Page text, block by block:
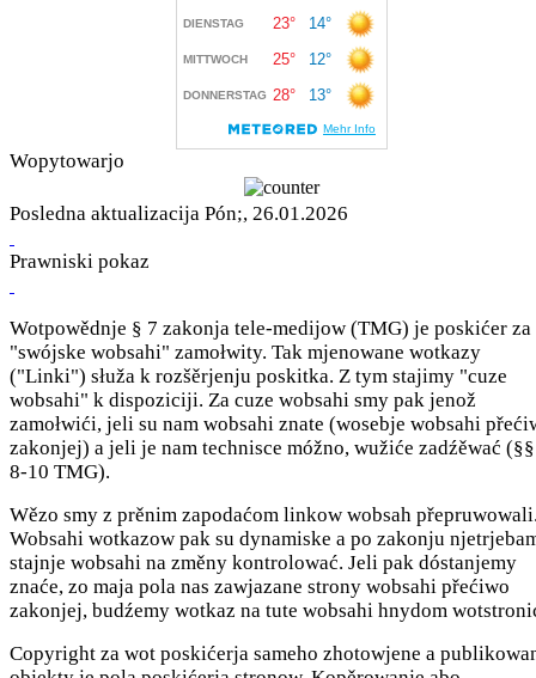
Wopytowarjo
Posledna aktualizacija Pón;, 26.01.2026
Prawniski pokaz
Wotpowědnje § 7 zakonja tele-medijow (TMG) je poskićer za
"swójske wobsahi" zamołwity. Tak mjenowane wotkazy
("Linki") słuža k rozšěrjenju poskitka. Z tym stajimy "cuze
wobsahi" k dispoziciji. Za cuze wobsahi smy pak jenož
zamołwići, jeli su nam wobsahi znate (wosebje wobsahi
zakonjej) a jeli je nam technisce móžno, wužiće zadźěwać (§§
8-10 TMG).
Wězo smy z prěnim zapodaćom linkow wobsah
Wobsahi wotkazow pak su dynamiske a po zakonju
stajnje wobsahi na změny kontrolować. Jeli pak dóstanjemy
znaće, zo maja pola nas zawjazane strony wobsahi přećiwo
zakonjej, budźemy wotkaz na tute wobsahi hnydom
Copyright za wot poskićerja sameho zhotowjene a